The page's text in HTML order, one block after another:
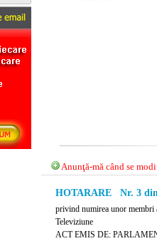
Anunţă-mă când se
HOTARARE Nr. 3
privind numirea unor membri
Televiziune
ACT EMIS DE: